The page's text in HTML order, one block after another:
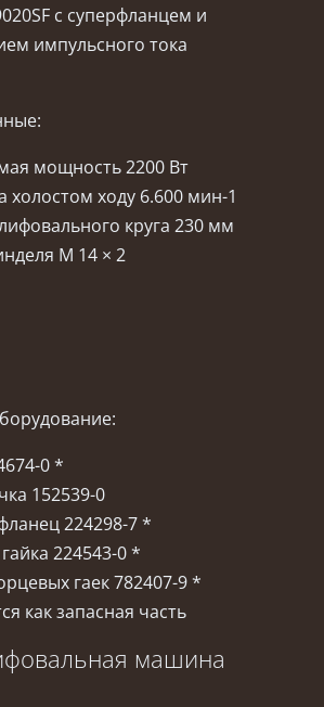
с суперфланцем и
импульсного тока
мощность 2200 Вт
холостом ходу 6.600 мин-1
круга 230 мм
M 14 × 2
0 *
152539-0
224298-7 *
224543-0 *
гаек 782407-9 *
как запасная часть
машина